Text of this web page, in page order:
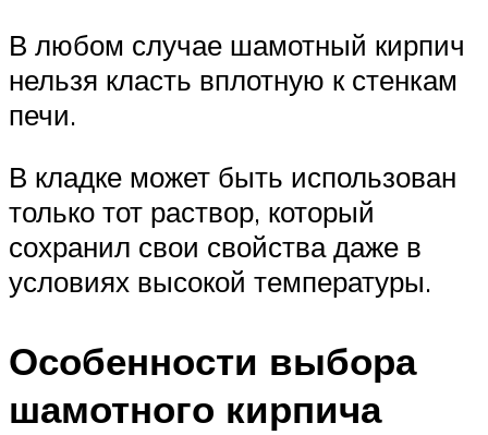
В любом случае шамотный кирпич
нельзя класть вплотную к стенкам
печи.
В кладке может быть использован
только тот раствор, который
сохранил свои свойства даже в
условиях высокой температуры.
Особенности выбора
шамотного кирпича